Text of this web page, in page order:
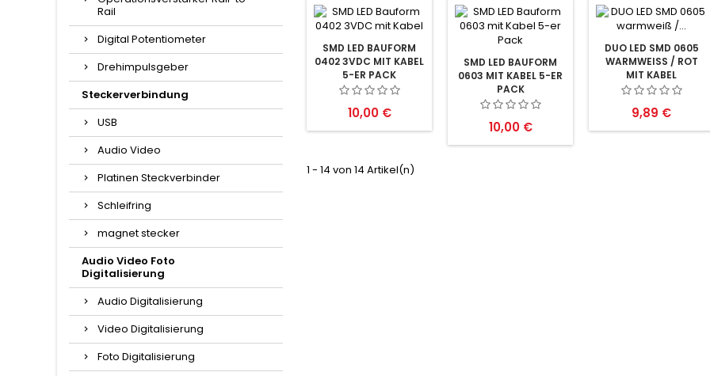
Rail
Digital Potentiometer
Drehimpulsgeber
Steckerverbindung
USB
Audio Video
Platinen Steckverbinder
Schleifring
magnet stecker
Audio Video Foto
Digitalisierung
Audio Digitalisierung
Video Digitalisierung
Foto Digitalisierung
SMD LED BAUFORM
0402 3VDC MIT KABEL
5-ER PACK
Preis
10,00 €
SMD LED BAUFORM
0603 MIT KABEL 5-ER
PACK
Preis
10,00 €
DUO LED SMD 0605
WARMWEISS / ROT M
IT KABEL L
ICHTWECHSEL LOKS L
Preis
9,89 €
1 - 14 von 14 Artikel(n)